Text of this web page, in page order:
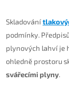
Skladování
podmínky.
plynových lahví je
ohledně prostoru
svářecími plyny.